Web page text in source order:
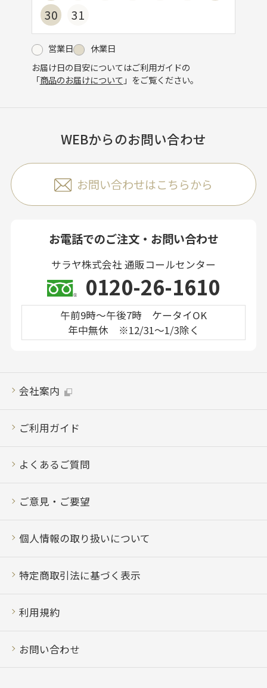
30
31
営業日
休業日
お届け日の目安についてはご利用ガイドの
「商品のお届けについて 」をご覧ください。
WEBからのお問い合わせ
お問い合わせはこちらから
お電話でのご注文・お問い合わせ
サラヤ株式会社 通販コールセンター
0120-26-1610
午前9時～午後7時 ケータイOK
年中無休 ※12/31～1/3除く
会社案内
ご利用ガイド
よくあるご質問
ご意見・ご要望
個人情報の取り扱いについて
特定商取引法に基づく表示
利用規約
お問い合わせ